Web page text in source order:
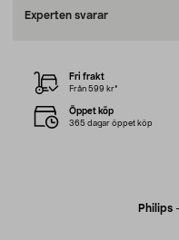
Experten svarar
Philips-
Fri frakt
Från 599 kr*
Öppet köp
365 dagar öppet köp